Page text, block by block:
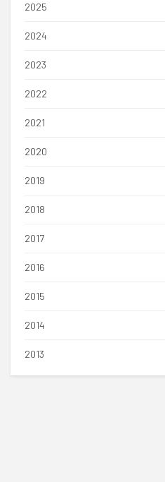
2025
2024
2023
2022
2021
2020
2019
2018
2017
2016
2015
2014
2013